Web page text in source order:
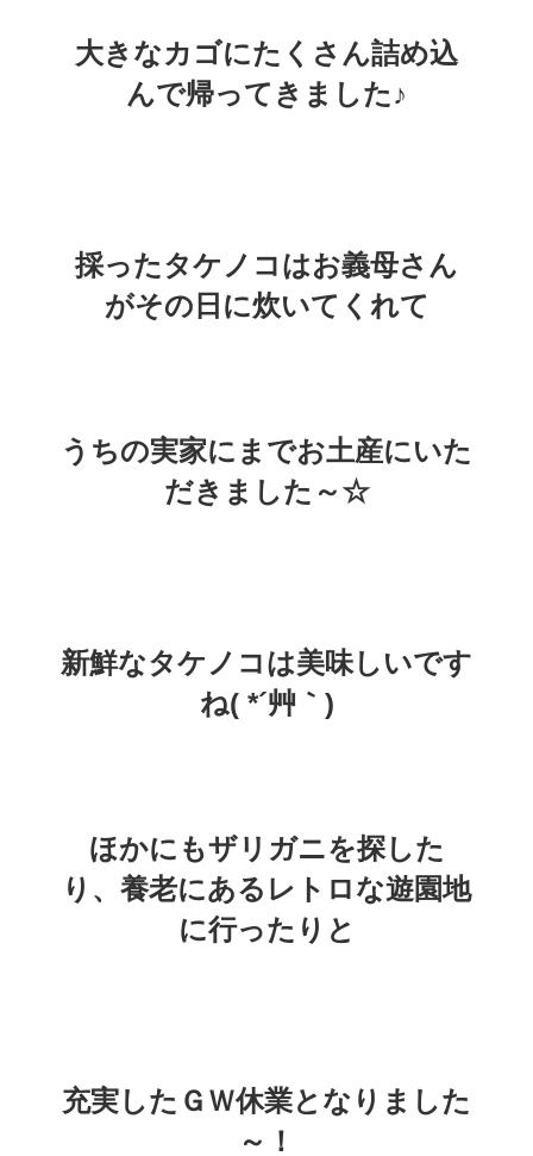
大きなカゴにたくさん詰め込
んで帰ってきました♪
採ったタケノコはお義母さん
がその日に炊いてくれて
うちの実家にまでお土産にいた
だきました～☆
新鮮なタケノコは美味しいです
ね( *´艸｀)
ほかにもザリガニを探した
り、養老にあるレトロな遊園地
に行ったりと
充実したＧＷ休業となりました
～！